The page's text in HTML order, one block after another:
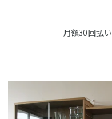
月額30回払い